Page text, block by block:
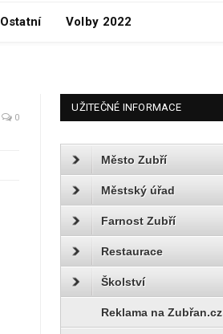
Ostatní Volby 2022
0
UŽITEČNÉ INFORMACE
Město Zubří
Městský úřad
Farnost Zubří
Restaurace
Školství
Reklama na Zubřan.cz